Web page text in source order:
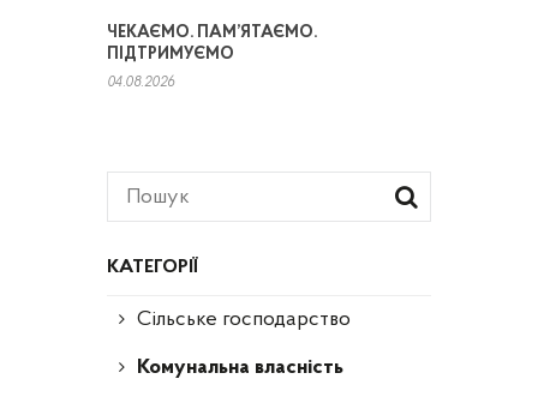
КАТЕГОРІЇ
Сільське господарство
Комунальна власність
ЧЕКАЄМО. ПАМ’ЯТАЄМО.
ПІДТРИМУЄМО
04.08.2026